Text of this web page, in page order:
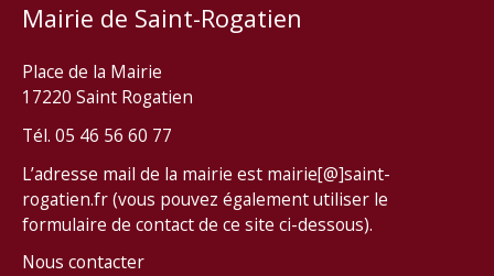
Mairie de Saint-Rogatien
Place de la Mairie
17220 Saint Rogatien
Tél. 05 46 56 60 77
L’adresse mail de la mairie est mairie[@]saint-
rogatien.fr (vous pouvez également utiliser le
formulaire de contact de ce site ci-dessous).
Nous contacter